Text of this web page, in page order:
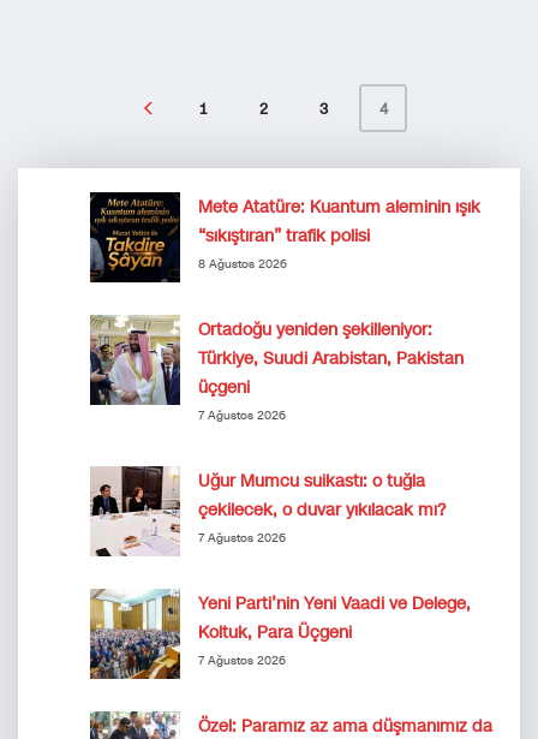
1 2 3 4
Mete Atatüre: Kuantum aleminin ışık
“sıkıştıran” trafik polisi
8 Ağustos 2026
Ortadoğu yeniden şekilleniyor:
Türkiye, Suudi Arabistan, Pakistan
üçgeni
7 Ağustos 2026
Uğur Mumcu suikastı: o tuğla
çekilecek, o duvar yıkılacak mı?
7 Ağustos 2026
Yeni Parti’nin Yeni Vaadi ve Delege,
Koltuk, Para Üçgeni
7 Ağustos 2026
Özel: Paramız az ama düşmanımız da